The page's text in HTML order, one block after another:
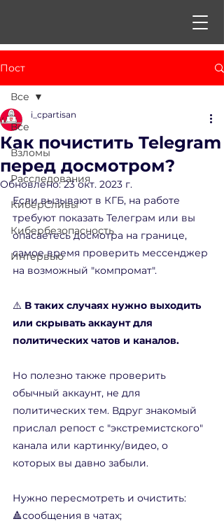
Пост
Все
Взломы
Расследования
КиберСливы
Кибербезопасность
Интервью
Все
Как почистить Telegram
перед досмотром?
i_cpartisan
Обновлено:23 окт. 2023 г.
Если вызывают в КГБ, на работе
требуют показать Телеграм или вы
опасаетесь досмотра на границе,
самое время проверить мессенджер
на возможный "компромат".
⚠️ В таких случаях нужно выходить
или скрывать аккаунт для
политических чатов и каналов.
Но полезно также проверить
обычный аккаунт, не для
политических тем. Вдруг знакомый
прислал репост с "экстремистского"
канала или картинку/видео, о
которых вы давно забыли.
Нужно пересмотреть и очистить:
🔺сообщения в чатах;